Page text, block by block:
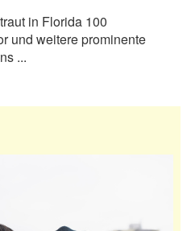
in Florida 100
und weitere prominente
...